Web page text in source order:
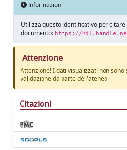
Informazioni
Utilizza questo identificativo per
documento: https://
Attenzione
Attenzione! I dati visualizzati non sono
validazione da parte dell'ateneo
Citazioni